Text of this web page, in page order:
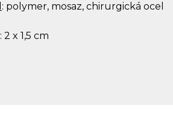
: polymer, mosaz, chirurgická ocel
: 2 x 1,5 cm